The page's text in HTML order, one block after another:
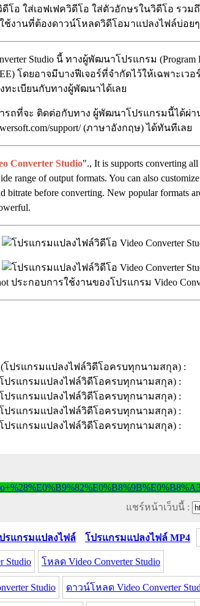
โอ ใส่เอฟเฟควิดีโอ ใส่ตัวอักษรในวิดีโอ รว
ช้งานที่ต้องดาวน์โหลดวิดีโอมาแปลงไฟล์บ่อย
Studio นี้ ทางผู้พัฒนาโปรแกรม (Program
โดยอาจมีบางฟีเจอร์ที่จำกัดไว้ให้เฉพาะเว
ทะเบียนกับทางผู้พัฒนาได้เลย
ถที่จะ ติดต่อกับทาง ผู้พัฒนาโปรแกรมนี้ได้ผ่า
support/ (ภาษาอังกฤษ) ได้ทันทีเลย
Converter Studio"., It is supports converting
range of output formats. You can also
bitrate before converting. New popular formats
ประกอบการใช้งานของโปรแกรม Video
แชร์หน้าเว็บนี้ :
รแกรมแปลงไฟล์ โปรแกรมแปลงไฟล์ MP4
Studio โหลด Video Converter Studio
Studio ดาวน์โหลด Video Converter